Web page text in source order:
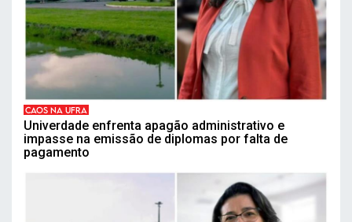
CAOS NA UFRA
Univerdade enfrenta apagão administrativo e
impasse na emissão de diplomas por falta de
pagamento